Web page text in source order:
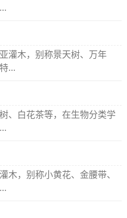
灌木，别称景天树、万年
...
、白花茶等，在生物分类学
木，别称小黄花、金腰带、